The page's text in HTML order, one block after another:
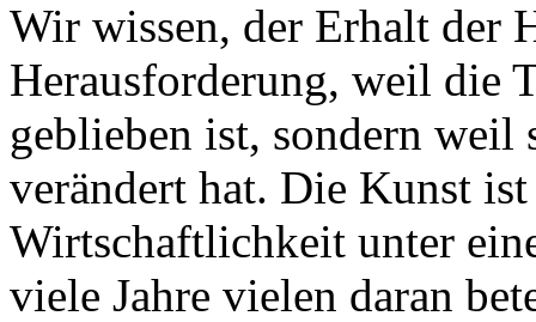
Wir wissen, der Erhalt der
Herausforderung, weil die
geblieben ist, sondern weil
verändert hat. Die Kunst
Wirtschaftlichkeit unter
viele Jahre vielen daran